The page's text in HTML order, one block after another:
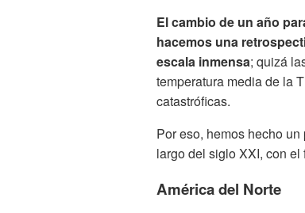
El cambio de un año
hacemos una
escala inmensa; quizá
temperatura media de la
catastróficas.
Por eso, hemos hecho
largo del siglo XXI, con
América del Norte